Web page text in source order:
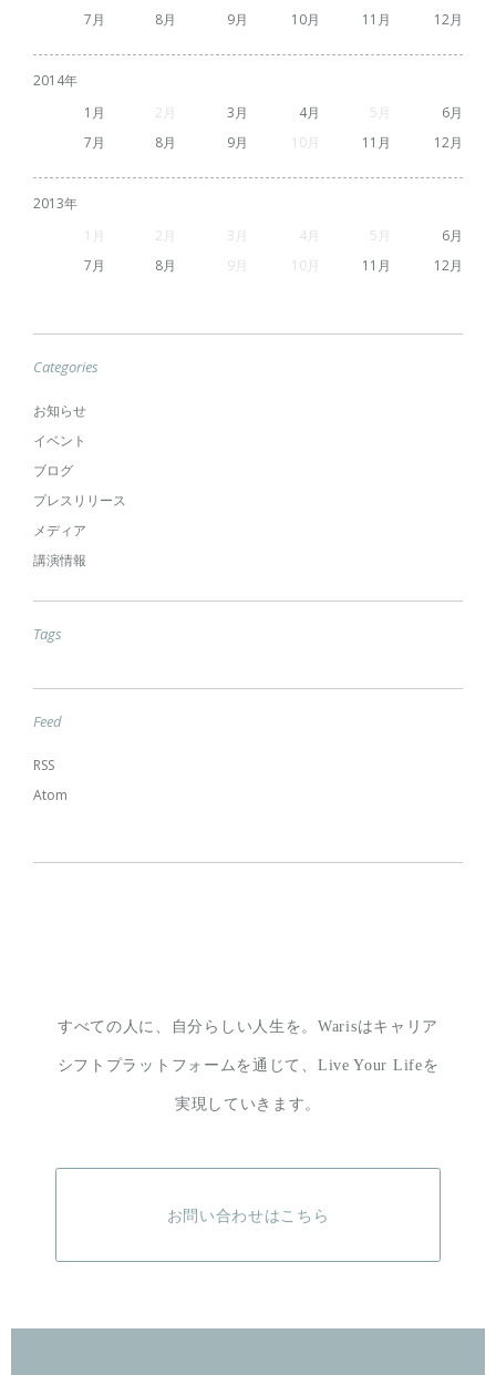
7
8 9 10 11 12
2014
1
2 3 4 5
6
7
8 9 10 11 12
2013
1
2 3 4 5
6
7
8 9 10 11 12
Categories
お知らせ
イベント
ブログ
プレスリリース
メディア
講演情報
Tags
Feed
RSS
Atom
すべての人に、自分らしい人生を。Warisはキャリア
シフトプラットフォームを通じて、 Live Your Lifeを
実現していきます。
お問い合わせはこちら